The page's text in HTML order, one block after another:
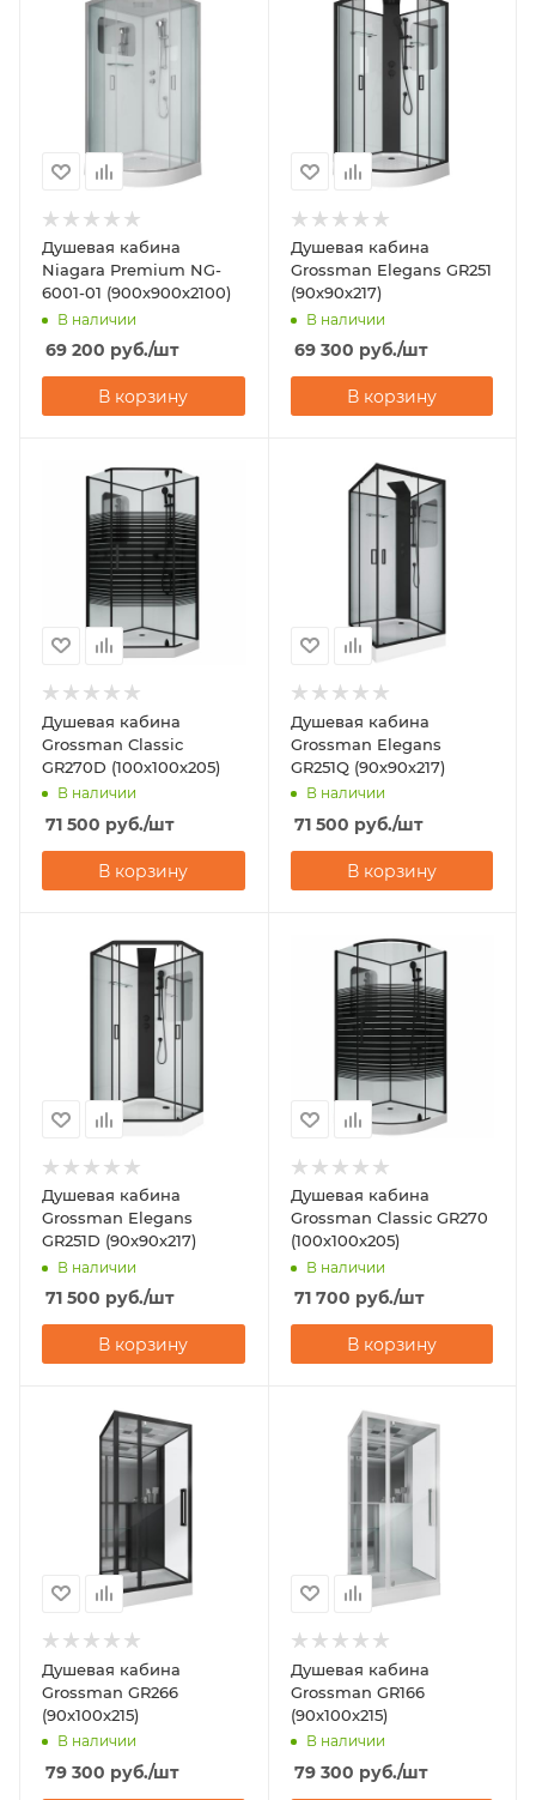
Душевая кабина
Niagara Premium NG-
6001-01 (900х900х2100)
В наличии
69 200 руб./шт
В корзину
Душевая кабина
Grossman Elegans GR251
(90х90х217)
В наличии
69 300 руб./шт
В корзину
Душевая кабина
Grossman Classic
GR270D (100х100х205)
В наличии
71 500 руб./шт
В корзину
Душевая кабина
Grossman Elegans
GR251Q (90х90х217)
В наличии
71 500 руб./шт
В корзину
Душевая кабина
Grossman Elegans
GR251D (90х90х217)
В наличии
71 500 руб./шт
В корзину
Душевая кабина
Grossman Classic GR270
(100х100х205)
В наличии
71 700 руб./шт
В корзину
Душевая кабина
Grossman GR266
(90x100x215)
В наличии
79 300 руб./шт
Душевая кабина
Grossman GR166
(90x100x215)
В наличии
79 300 руб./шт